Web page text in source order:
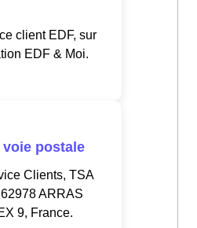
client EDF, sur
EDF & Moi.
voie postale
Clients, TSA
ARRAS
9, France.